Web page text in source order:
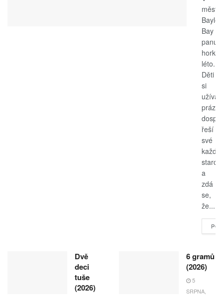
Bay
panuje
horké
léto.
Děti
si
užívají
řeší
své
a
zdá
se,
že...
Dvě
deci
tuše
(2026)
6 gramů
(2026)
5
SRPNA,